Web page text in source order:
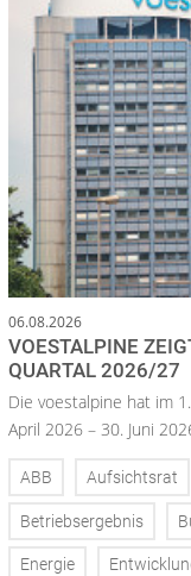
06.08.2026
VOESTALPINE
QUARTAL 2026/27
Die voestalpine hat im
April 2026 – 30. Juni
ABB Aufsichtsrat
Betriebsergebnis
Energie